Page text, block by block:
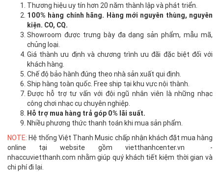
Thương hiệu uy tín hơn 20 năm thành lập và phát triển.
100% hàng chính hãng. Hàng mới nguyên thùng, nguyên
kiện. CO, CQ.
Showroom được trưng bày đa dạng sản phẩm, mẫu mã,
chủng loại.
Giá thành ưu định và chương trình ưu đãi đặc biệt đối với
khách hàng.
Chế độ bảo hành đúng theo nhà sản xuất qui định.
Ship hàng toàn quốc. Free ship tại khu vực nội thành.
Được hỗ trợ tư vấn với đội ngũ nhân viên là những nhạc
công chơi nhạc cụ chuyên nghiệp.
Hỗ trợ mua hàng trả góp 0% lãi suất.
Nhiều phương thức thanh toán khi mua sản phẩm.
NOTE: Hệ thống Việt Thanh Music chấp nhận khách đặt mua hàng
online tại website gồm vietthanhcenter.vn -
nhaccuvietthanh.com nhằm giúp quý khách tiết kiệm thời gian và
chi phí đi lại.